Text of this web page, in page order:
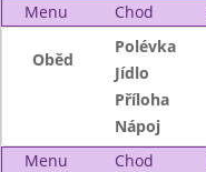
Menu Chod
Oběd
Polévka
Jídlo
Příloha
Nápoj
Menu
Chod